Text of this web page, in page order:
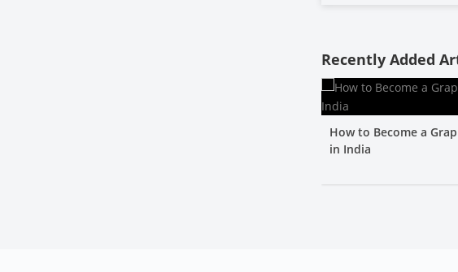
Recently Added
How to Become a
in India